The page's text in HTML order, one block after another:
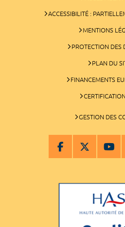
ACCESSIBILITÉ :
MENTIONS
PROTECTION DES
PLAN DU
FINANCEMENTS
GESTION DES